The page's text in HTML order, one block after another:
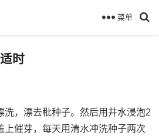
菜单
时
洗，漂去秕种子。然后用井水浸泡2
上催芽，每天用清水冲洗种子两次